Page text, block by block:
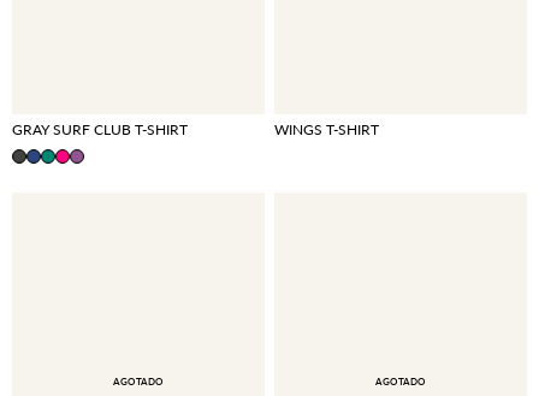
GRAY SURF CLUB T-SHIRT WINGS T-SHIRT
AGOTADO AGOTADO